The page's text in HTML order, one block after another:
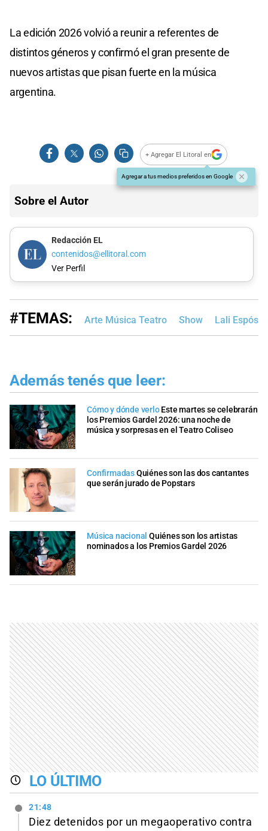
La edición 2026 volvió a reunir a referentes de
distintos géneros y confirmó el gran presente de
nuevos artistas que pisan fuerte en la música
argentina.
+ Agregar El Litoral en
Agregar a tus medios preferidos en Google
Sobre el Autor
Redacción EL
contenidos@ellitoral.com
Ver Perfil
#TEMAS: Arte Música Teatro Show Lali
Además tenés que leer:
Cómo y dónde verlo Este martes se celebrarán
los Premios Gardel 2026: una noche de
música y sorpresas en el Teatro Coliseo
ConfirmadasQuiénes son las dos cantantes
que serán jurado de Popstars
Música nacional Quiénes son los artistas
nominados a los Premios Gardel 2026
LO ÚLTIMO
21:48
Diez detenidos por un megaoperativo contra